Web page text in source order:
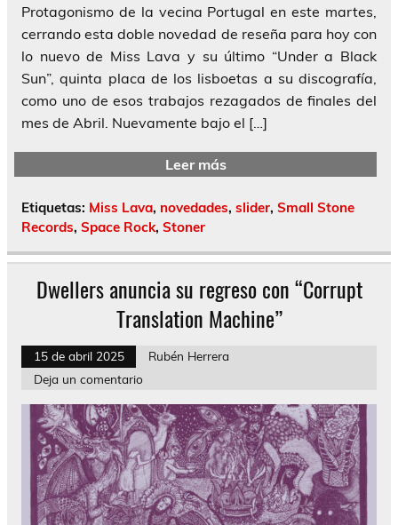
Protagonismo de la vecina Portugal en este martes,
cerrando esta doble novedad de reseña para hoy con
lo nuevo de Miss Lava y su último “Under a Black
Sun”, quinta placa de los lisboetas a su discografía,
como uno de esos trabajos rezagados de finales del
mes de Abril. Nuevamente bajo el […]
Leer más
Etiquetas: Miss Lava, novedades, slider, Small Stone
Records, Space Rock, Stoner
Dwellers anuncia su regreso con “Corrupt
Translation Machine”
15 de abril 2025
Rubén Herrera
Deja un comentario